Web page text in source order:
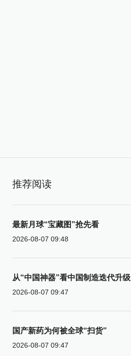
推荐阅读
最新月球“宝藏图”抢先看
2026-08-07 09:48
从“中国神器”看中国制造迭代升级
2026-08-07 09:47
国产新药为何被全球“扫货”
2026-08-07 09:47